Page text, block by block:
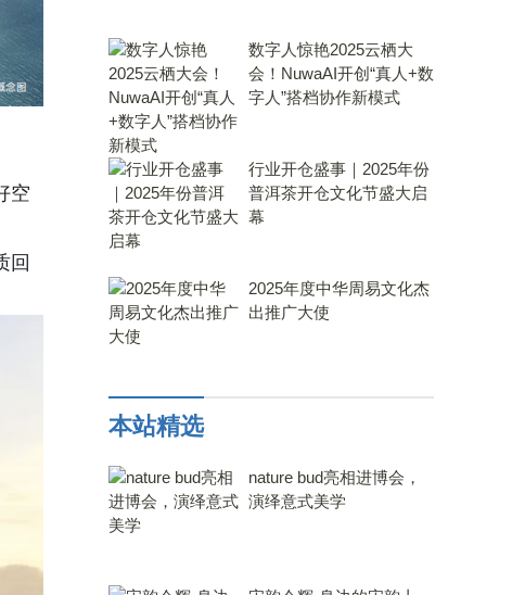
空
回
数字人惊艳2025云栖大
会！NuwaAI开创“真人+数
字人”搭档协作新模式
行业开仓盛事｜2025年份
普洱茶开仓文化节盛大启
幕
2025年度中华周易文化杰
出推广大使
本站精选
nature bud亮相进博会，
演绎意式美学